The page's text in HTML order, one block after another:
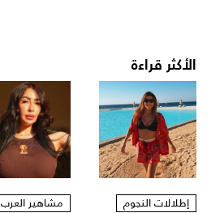
الأكثر قراءة
إطلالات النجوم مشاهير العرب